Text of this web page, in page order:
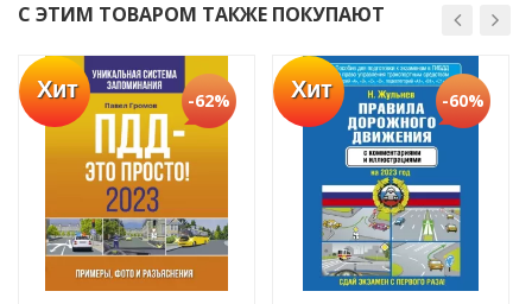
С ЭТИМ ТОВАРОМ ТАКЖЕ ПОКУПАЮТ
Хит -62% Хит -60%